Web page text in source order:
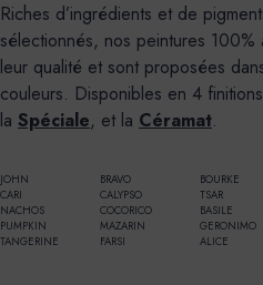
Riches d’ingrédients et de
sélectionnés, nos peintures 100%
leur qualité et sont proposées
couleurs. Disponibles en 4
la Spéciale, et la Céramat.
JOHN
CARI
NACHOS
PUMPKIN
TANGERINE
BRAVO
CALYPSO
COCORICO
MAZARIN
FARSI
BOURKE
TSAR
BASILE
GERONIMO
ALICE